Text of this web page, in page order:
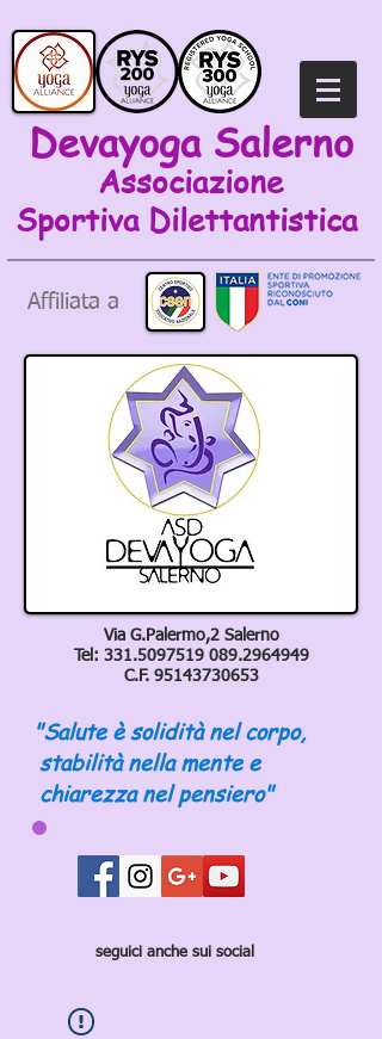
Devayoga Salerno
Associazione
Sportiva Dilettantistica
Affiliata a
Via G.Palermo,2 Salerno
Tel: 331.5097519 089.2964949
C.F. 95143730653
"Salute è solidità nel corpo,
stabilità nella mente e
chiarezza nel pensiero"
seguici anche sui social